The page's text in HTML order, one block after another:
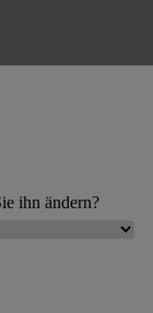
ihn ändern?